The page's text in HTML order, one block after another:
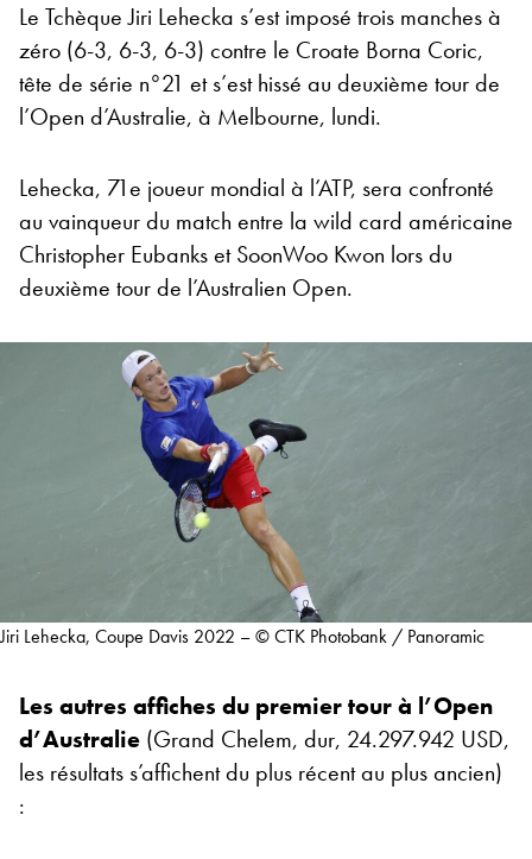
Le Tchèque Jiri Lehecka s’est imposé trois manches à
zéro (6-3, 6-3, 6-3) contre le Croate Borna Coric,
tête de série n°21 et s’est hissé au deuxième tour de
l’Open d’Australie, à Melbourne, lundi.
Lehecka, 71e joueur mondial à l’ATP, sera confronté
au vainqueur du match entre la wild card américaine
Christopher Eubanks et SoonWoo Kwon lors du
deuxième tour de l’Australien Open.
Jiri Lehecka, Coupe Davis 2022 – © CTK Photobank / Panoramic
Les autres affiches du premier tour à l’Open
d’Australie (Grand Chelem, dur, 24.297.942 USD,
les résultats s’affichent du plus récent au plus ancien)
: